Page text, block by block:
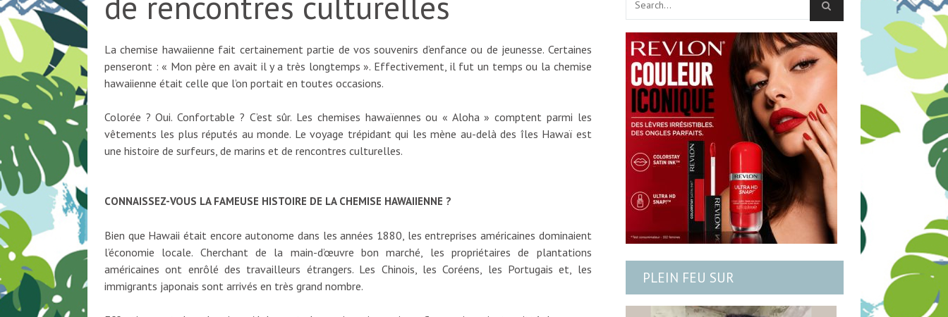
La chemise hawaiienne fait certainement partie de vos souvenirs d’enfance ou de jeunesse. Certaines
penseront : « Mon père en avait il y a très longtemps ». Effectivement, il fut un temps ou la chemise
hawaiienne était celle que l’on portait en toutes occasions.
Colorée ? Oui. Confortable ? C’est sûr. Les chemises hawaïennes ou « Aloha » comptent parmi les
vêtements les plus réputés au monde. Le voyage trépidant qui les mène au-delà des îles Hawaï est
une histoire de surfeurs, de marins et de rencontres culturelles.
CONNAISSEZ-VOUS LA FAMEUSE HISTOIRE DE LA CHEMISE HAWAIIENNE ?
Bien que Hawaii était encore autonome dans les années 1880, les entreprises américaines dominaient
l’économie locale. Cherchant de la main-d’œuvre bon marché, les propriétaires de plantations
américaines ont enrôlé des travailleurs étrangers. Les Chinois, les Coréens, les Portugais et, les
immigrants japonais sont arrivés en très grand nombre.
PLEIN FEU SUR